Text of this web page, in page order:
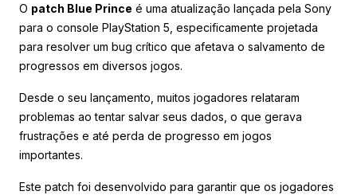
O patch Blue Prince é uma atualização lançada pela Sony
para o console PlayStation 5, especificamente projetada
para resolver um bug crítico que afetava o salvamento de
progressos em diversos jogos.
Desde o seu lançamento, muitos jogadores relataram
problemas ao tentar salvar seus dados, o que gerava
frustrações e até perda de progresso em jogos
importantes.
Este patch foi desenvolvido para garantir que os jogadores